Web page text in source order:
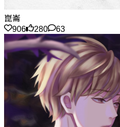
崑崙
906
280 63